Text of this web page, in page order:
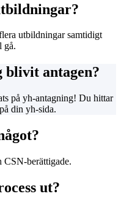
utbildningar samtidigt
gå.
blivit antagen?
på yh-antagning! Du hittar
din yh-sida.
CSN-berättigade.
ut?